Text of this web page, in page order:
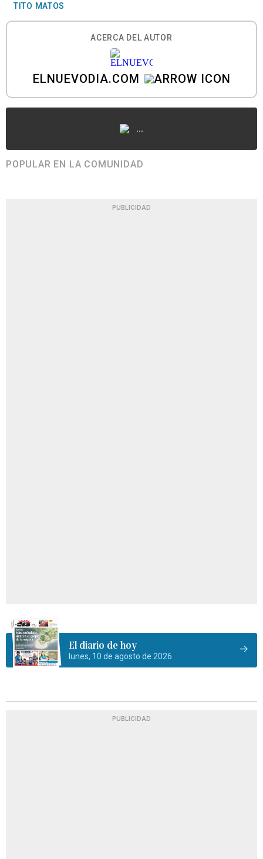
TITO MATOS
ACERCA DEL AUTOR
ELNUEVODIA.COM
...
POPULAR EN LA COMUNIDAD
PUBLICIDAD
El diario de hoy
lunes, 10 de agosto de 2026
PUBLICIDAD